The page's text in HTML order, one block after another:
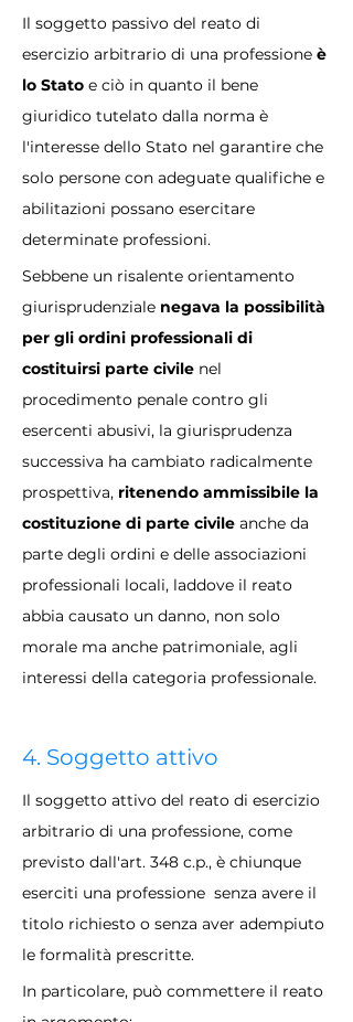
Il soggetto passivo del reato di
esercizio arbitrario di una professione è
lo Stato e ciò in quanto il bene
giuridico tutelato dalla norma è
l'interesse dello Stato nel garantire che
solo persone con adeguate qualifiche e
abilitazioni possano esercitare
determinate professioni.
Sebbene un risalente orientamento
giurisprudenziale negava la possibilità
per gli ordini professionali di
costituirsi parte civile nel
procedimento penale contro gli
esercenti abusivi, la giurisprudenza
successiva ha cambiato radicalmente
prospettiva, ritenendo ammissibile la
costituzione di parte civile anche da
parte degli ordini e delle associazioni
professionali locali, laddove il reato
abbia causato un danno, non solo
morale ma anche patrimoniale, agli
interessi della categoria professionale.
4. Soggetto attivo
Il soggetto attivo del reato di esercizio
arbitrario di una professione, come
previsto dall'art. 348 c.p., è chiunque
eserciti una professione  senza avere il
titolo richiesto o senza aver adempiuto
le formalità prescritte.
In particolare, può commettere il reato